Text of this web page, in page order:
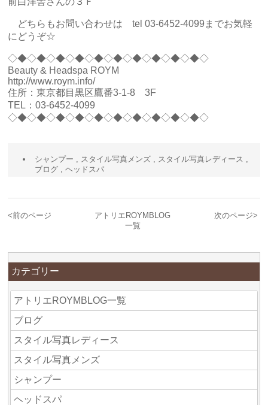
どちらもお問い合わせは tel 03-6452-4099までお気軽
にどうぞ☆
◇◆◇◆◇◆◇◆◇◆◇◆◇◆◇◆◇◆◇◆◇
Beauty & Headspa ROYM
http://www.roym.info/
住所：東京都目黒区鷹番3-1-8 3F
TEL：03-6452-4099
◇◆◇◆◇◆◇◆◇◆◇◆◇◆◇◆◇◆◇◆◇
シャンプー スタイル写真メンズ スタイル写真レディース
ブログ
ヘッドスパ
<前のページ
アトリエROYMBLOG
一覧
次のページ>
カテゴリー
アトリエROYMBLOG一覧
ブログ
スタイル写真レディース
スタイル写真メンズ
シャンプー
ヘッドスパ